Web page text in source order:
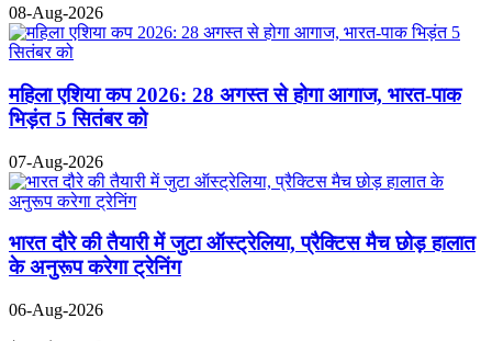
08-Aug-2026
महिला एशिया कप 2026: 28 अगस्त से होगा आगाज, भारत-पाक
भिड़ंत 5 सितंबर को
07-Aug-2026
भारत दौरे की तैयारी में जुटा ऑस्ट्रेलिया, प्रैक्टिस मैच छोड़ हालात
के अनुरूप करेगा ट्रेनिंग
06-Aug-2026